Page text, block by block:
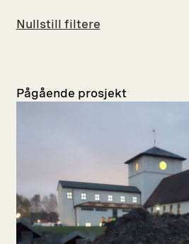
Nullstill filtere
Pågående prosjekt